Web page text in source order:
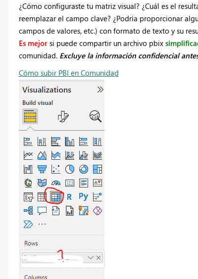
¿Cómo configuraste tu matriz visual? ¿Cuál es el
reemplazar el campo clave? ¿Podría proporcionar
campos de valores, etc.) con formato de texto y su
Es mejor si puede compartir un archivo pbix
comunidad. Excluye la información confidencial
Cómo subir PBI en Comunidad